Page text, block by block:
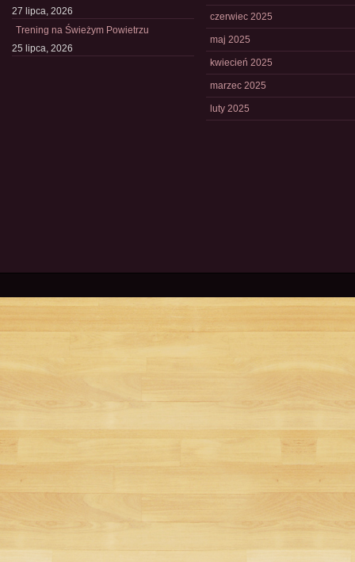
27 lipca, 2026
Trening na Świeżym Powietrzu
25 lipca, 2026
czerwiec 2025
maj 2025
kwiecień 2025
marzec 2025
luty 2025